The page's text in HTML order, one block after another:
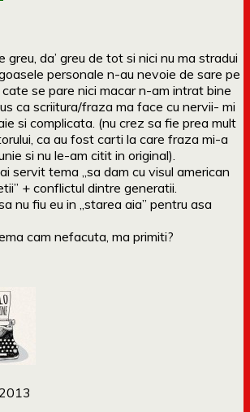
greu, da’ greu de tot si nici nu ma stradui
personale n-au nevoie de sare pe
se pare nici macar n-am intrat bine
ca scriitura/fraza ma face cu nervii- mi
si complicata. (nu crez sa fie prea mult
ca au fost carti la care fraza mi-a
si nu le-am citit in original).
servit tema „sa dam cu visul american
+ conflictul dintre generatii.
nu fiu eu in „starea aia” pentru asa
cam nefacuta, ma primiti?